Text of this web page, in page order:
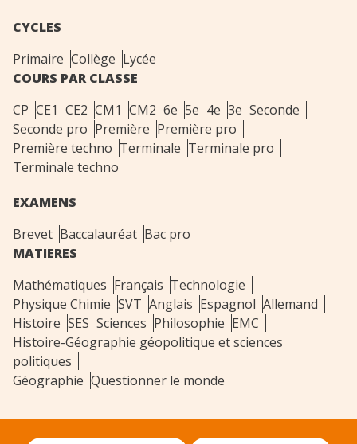
CYCLES
Primaire Collège Lycée
COURS PAR CLASSE
CP CE1 CE2 CM1 CM2 6e 5e 4e 3e Seconde
Seconde pro Première Première pro
Première techno Terminale Terminale pro
Terminale techno
EXAMENS
Brevet Baccalauréat Bac pro
MATIERES
Mathématiques Français Technologie
Physique Chimie SVT Anglais Espagnol Allemand
Histoire SES Sciences Philosophie EMC
Histoire-Géographie géopolitique et sciences
politiques
Géographie Questionner le monde